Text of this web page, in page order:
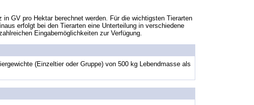
GV pro Hektar berechnet werden. Für die wichtigsten Tierarten
erfolgt bei den Tierarten eine Unterteilung in verschiedene
Eingabemöglichkeiten zur Verfügung.
(Einzeltier oder Gruppe) von 500 kg Lebendmasse als